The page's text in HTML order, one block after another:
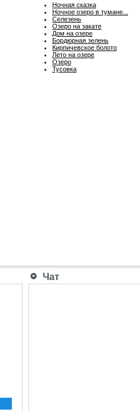
Ночная сказка
Ночное озеро в тумане...
Селезень
Озеро на закате
Дом на озере
Бордюрная зелень
Кирпичевское болото
Лето на озере
Озеро
Тусовка
Чат